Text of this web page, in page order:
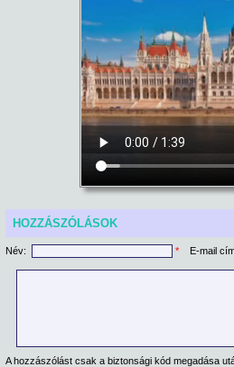
HOZZÁSZÓLÁSOK
Név: * E-mail
A hozzászólást csak a biztonsági kód megadása